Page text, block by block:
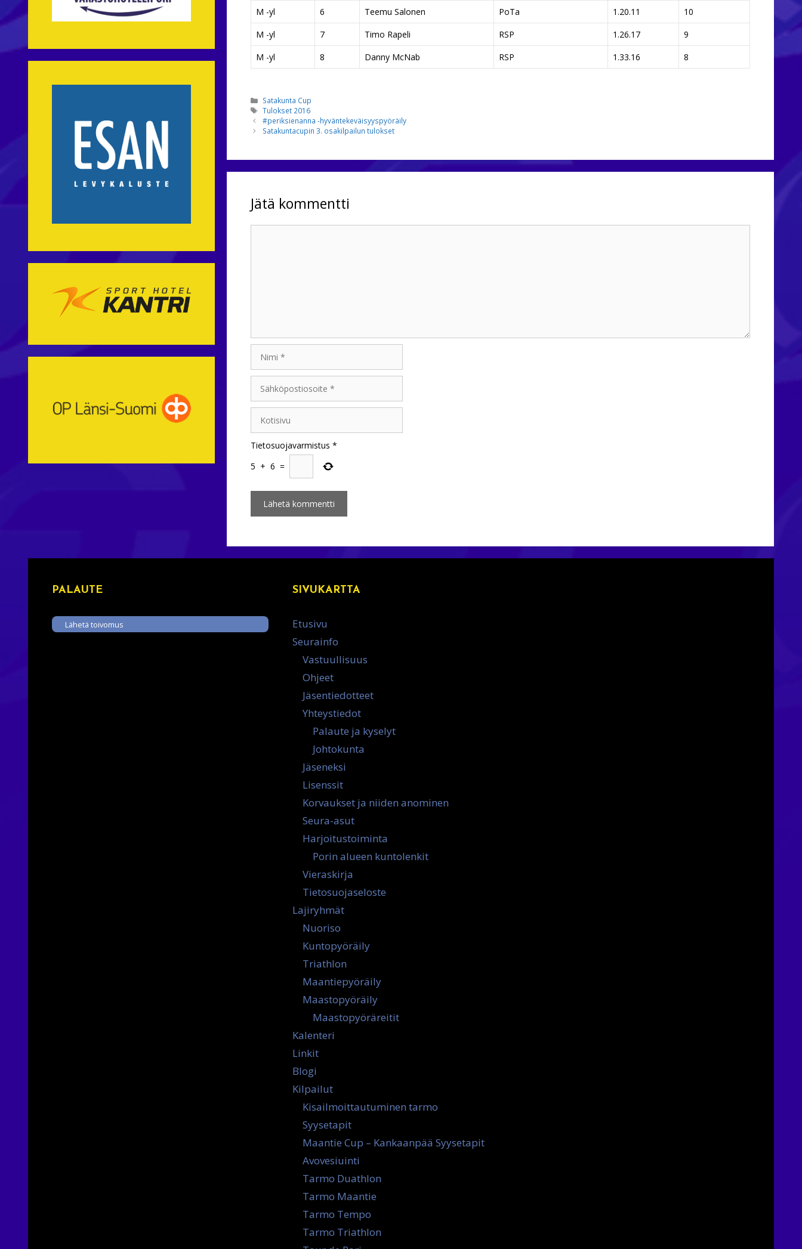
M -yl
6 Teemu Salonen PoTa 1.20.11
10
M -yl
7 Timo Rapeli RSP 1.26.17
9
M -yl
8 Danny McNab RSP 1.33.16 8
Kategoriat
Satakunta Cup
Avainsanat
Tulokset 2016
#periksienanna -hyväntekeväisyyspyöräily
Satakuntacupin 3. osakilpailun tulokset
Jätä kommentti
Tietosuojavarmistus *
5 + 6 =
PALAUTE
Lähetä toivomus
SIVUKARTTA
Etusivu
Seurainfo
Vastuullisuus
Ohjeet
Jäsentiedotteet
Yhteystiedot
Palaute ja kyselyt
Johtokunta
Jäseneksi
Lisenssit
Korvaukset ja niiden anominen
Seura-asut
Harjoitustoiminta
Porin alueen kuntolenkit
Vieraskirja
Tietosuojaseloste
Lajiryhmät
Nuoriso
Kuntopyöräily
Triathlon
Maantiepyöräily
Maastopyöräily
Maastopyöräreitit
Kalenteri
Linkit
Blogi
Kilpailut
Kisailmoittautuminen tarmo
Syysetapit
Maantie Cup – Kankaanpää Syysetapit
Avovesiuinti
Tarmo Duathlon
Tarmo Maantie
Tarmo Tempo
Tarmo Triathlon